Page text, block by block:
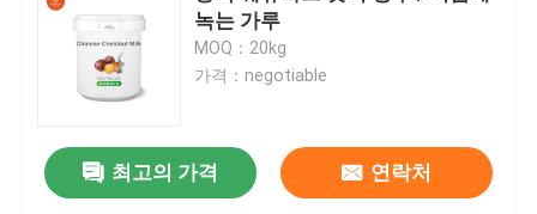
녹는 가루
MOQ：20kg
가격：negotiable
최고의 가격 연락처